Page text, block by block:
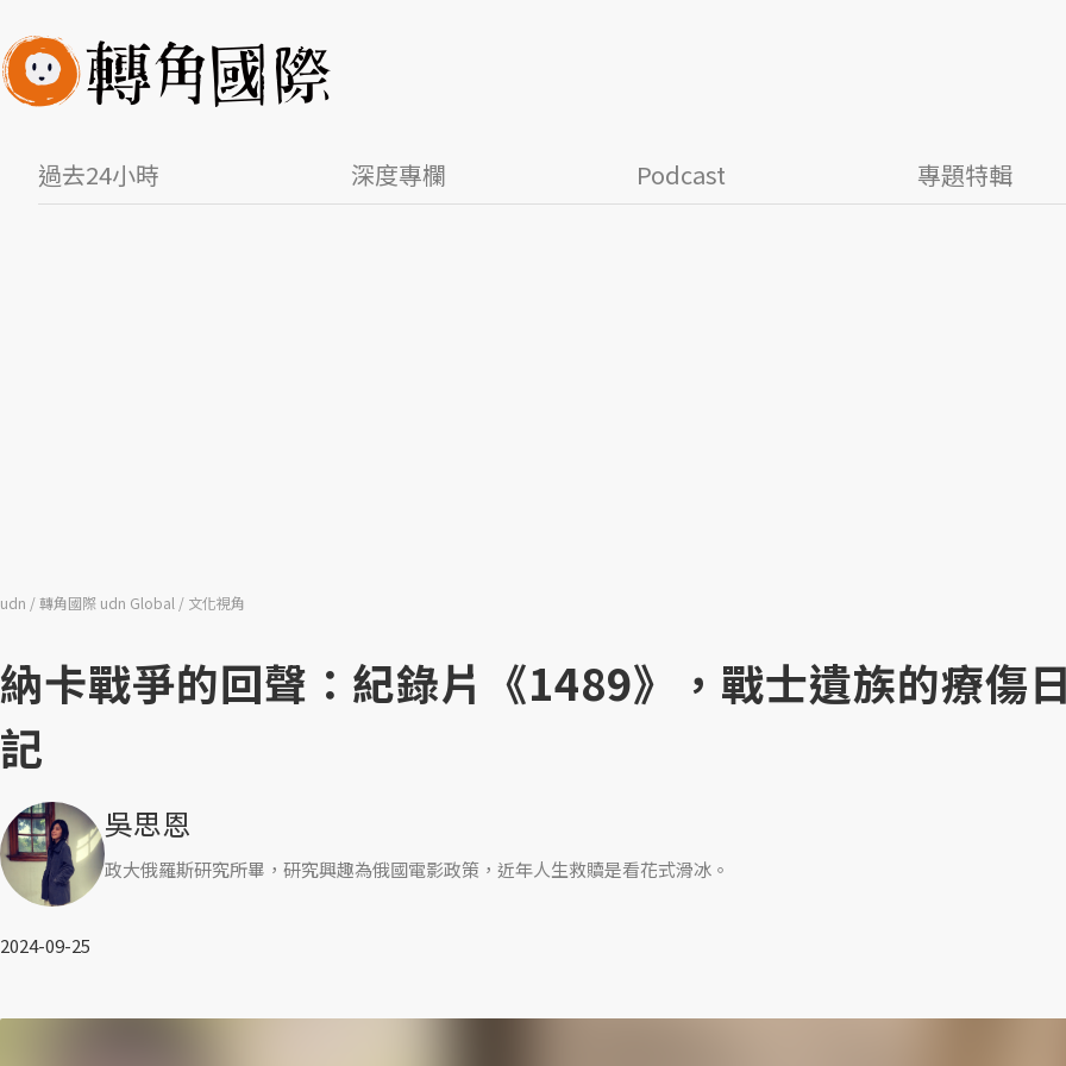
過去24小時 深度專欄 Podcast 專題特輯
udn 轉角國際 udn Global 文化視角
納卡戰爭的回聲：紀錄片《1489》，戰士遺族的療傷
記
吳思恩
政大俄羅斯研究所畢，研究興趣為俄國電影政策，近年人生救贖是看花式滑冰。
2024-09-25